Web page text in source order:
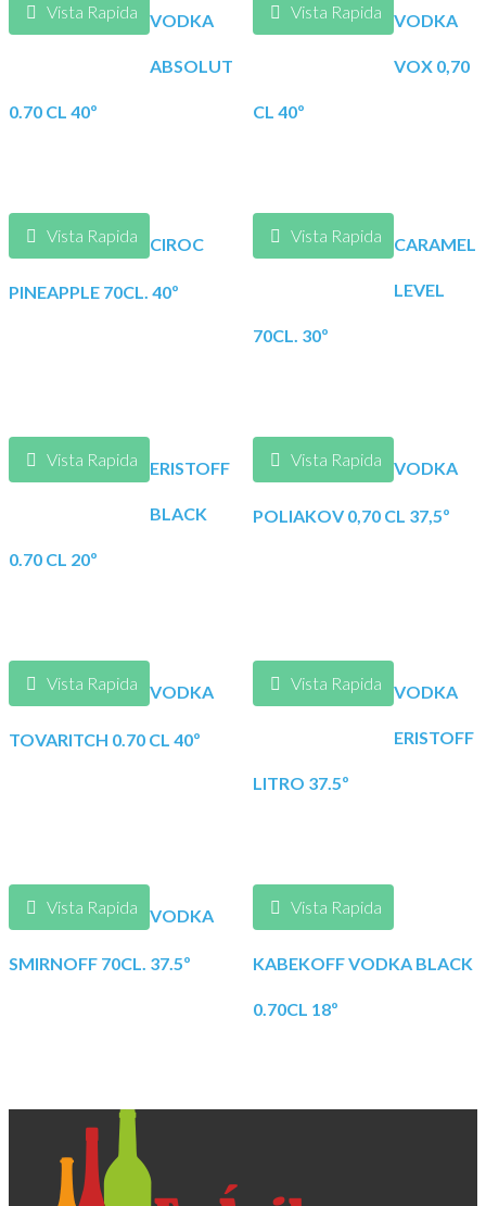
Vista Rapida VODKA
ABSOLUT
0.70 CL 40º
Vista Rapida VODKA
VOX 0,70
CL 40º
Vista Rapida CIROC
PINEAPPLE 70CL. 40º
Vista Rapida CARAMEL
LEVEL
70CL. 30º
Vista Rapida ERISTOFF
BLACK
0.70 CL 20º
Vista Rapida VODKA
POLIAKOV 0,70 CL 37,5º
Vista Rapida VODKA
TOVARITCH 0.70 CL 40º
Vista Rapida VODKA
ERISTOFF
LITRO 37.5º
Vista Rapida VODKA
SMIRNOFF 70CL. 37.5º
Vista Rapida
KABEKOFF VODKA BLACK
0.70CL 18º